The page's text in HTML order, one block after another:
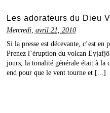
Les adorateurs du Dieu
Mercredi, avril 21, 2010
Si la presse est décevante, c’est
Prenez l’éruption du volcan
jours, la tonalité générale était à la
end pour que le vent tourne et [...]